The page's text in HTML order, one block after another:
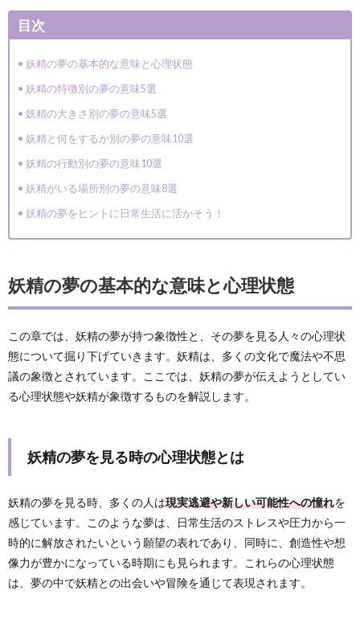
目次
妖精の夢の基本的な意味と心理状態
妖精の特徴別の夢の意味5選
妖精の大きさ別の夢の意味5選
妖精と何をするか別の夢の意味10選
妖精の行動別の夢の意味10選
妖精がいる場所別の夢の意味8選
妖精の夢をヒントに日常生活に活かそう！
妖精の夢の基本的な意味と心理状態
この章では、妖精の夢が持つ象徴性と、その夢を見る人々の心理状
態について掘り下げていきます。妖精は、多くの文化で魔法や不思
議の象徴とされています。ここでは、妖精の夢が伝えようとしてい
る心理状態や妖精が象徴するものを解説します。
妖精の夢を見る時の心理状態とは
妖精の夢を見る時、多くの人は現実逃避や新しい可能性への憧れを
感じています。このような夢は、日常生活のストレスや圧力から一
時的に解放されたいという願望の表れであり、同時に、創造性や想
像力が豊かになっている時期にも見られます。これらの心理状態
は、夢の中で妖精との出会いや冒険を通じて表現されます。